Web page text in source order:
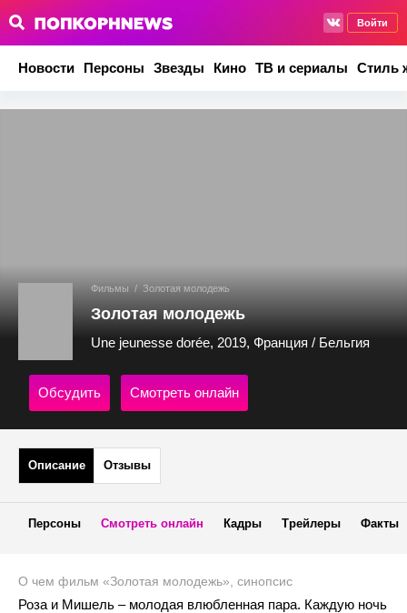
Войти
Новости Персоны Звезды Кино ТВ и сериалы Стиль
Фильмы / Золотая молодежь
Золотая молодежь
Une jeunesse dorée, 2019, Франция / Бельгия
Обсудить Смотреть онлайн
Описание Отзывы
Персоны Смотреть онлайн Кадры Трейлеры Факты
О чем фильм «Золотая молодежь», синопсис
Роза и Мишель – молодая влюбленная пара. Каждую ночь